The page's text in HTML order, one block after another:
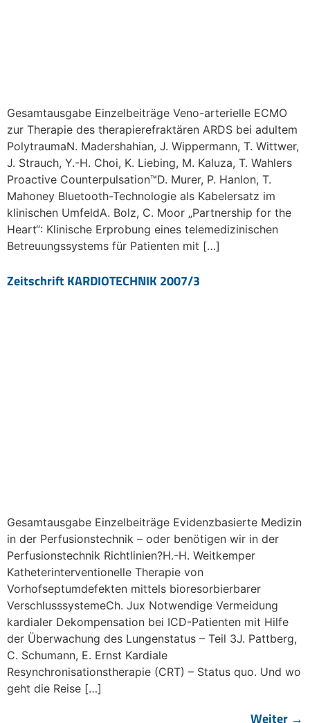
Gesamtausgabe Einzelbeiträge Veno-arterielle ECMO
zur Therapie des therapierefraktären ARDS bei adultem
PolytraumaN. Madershahian, J. Wippermann, T. Wittwer,
J. Strauch, Y.-H. Choi, K. Liebing, M. Kaluza, T. Wahlers
Proactive Counterpulsation™D. Murer, P. Hanlon, T.
Mahoney Bluetooth-Technologie als Kabelersatz im
klinischen UmfeldA. Bolz, C. Moor „Partnership for the
Heart“: Klinische Erprobung eines telemedizinischen
Betreuungssystems für Patienten mit […]
Zeitschrift KARDIOTECHNIK 2007/3
Gesamtausgabe Einzelbeiträge Evidenzbasierte Medizin
in der Perfusionstechnik – oder benötigen wir in der
Perfusionstechnik Richtlinien?H.-H. Weitkemper
Katheterinterventionelle Therapie von
Vorhofseptumdefekten mittels bioresorbierbarer
VerschlusssystemeCh. Jux Notwendige Vermeidung
kardialer Dekompensation bei ICD-Patienten mit Hilfe
der Überwachung des Lungenstatus – Teil 3J. Pattberg,
C. Schumann, E. Ernst Kardiale
Resynchronisationstherapie (CRT) – Status quo. Und wo
geht die Reise […]
Weiter →